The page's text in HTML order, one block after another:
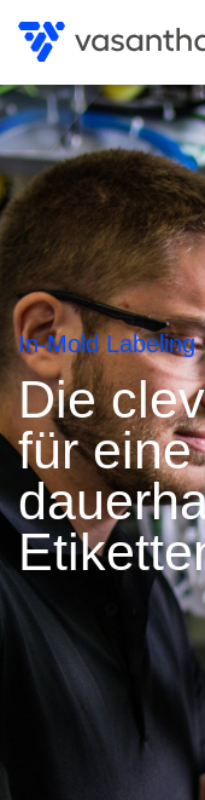
zum
In-Mold Labeling
Die
für